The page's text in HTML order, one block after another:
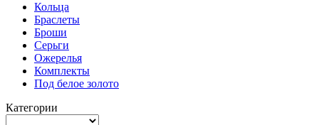
Кольца
Браслеты
Броши
Серьги
Ожерелья
Комплекты
Под белое золото
Категории